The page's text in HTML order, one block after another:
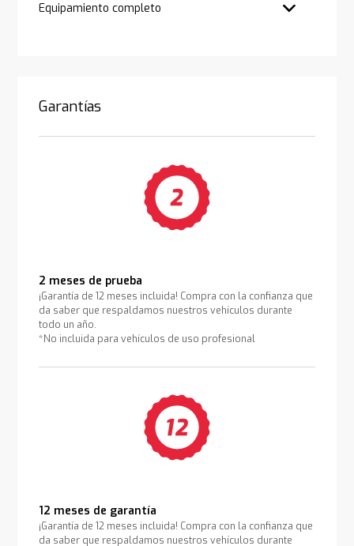
Equipamiento completo
Garantías
2 meses de prueba
¡Garantía de 12 meses incluida! Compra con la confianza que
da saber que respaldamos nuestros vehículos durante
todo un año.
*No incluida para vehículos de uso profesional
12 meses de garantía
¡Garantía de 12 meses incluida! Compra con la confianza que
da saber que respaldamos nuestros vehículos durante